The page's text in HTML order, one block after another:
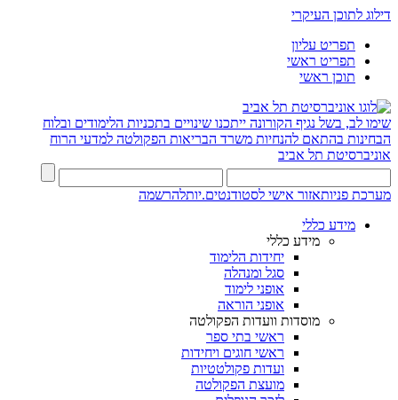
דילוג לתוכן העיקרי
תפריט עליון
תפריט ראשי
תוכן ראשי
שימו לב, בשל נגיף הקורונה ייתכנו שינויים בתכניות הלימודים ובלוח
הבחינות בהתאם להנחיות משרד הבריאות הפקולטה למדעי הרוח
אוניברסיטת תל אביב
מערכת פניותאזור אישי לסטודנטים.יותלהרשמה
מידע כללי
מידע כללי
יחידות הלימוד
סגל ומנהלה
אופני לימוד
אופני הוראה
מוסדות וועדות הפקולטה
ראשי בתי ספר
ראשי חוגים ויחידות
ועדות פקולטטיות
מועצת הפקולטה